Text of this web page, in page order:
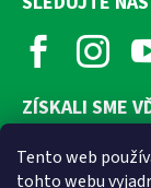
Tento web
tohto webu
ZÍSKALI SME